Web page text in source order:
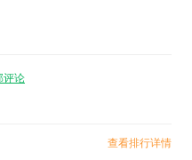
评论
查看排行详情